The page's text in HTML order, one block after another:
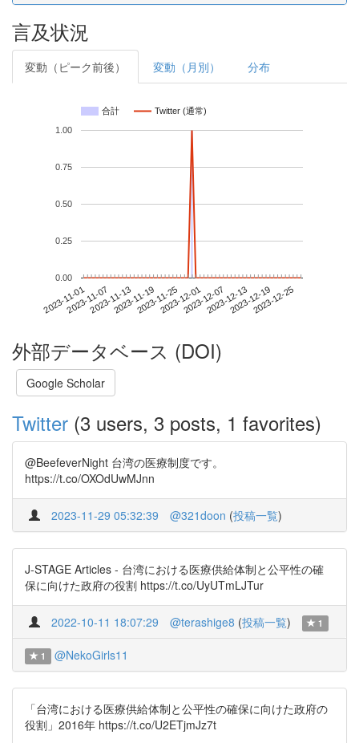
言及状況
変動（ピーク前後） 変動（月別） 分布
合計 Twitter (通常)
2023-11-012023-11-072023-11-132023-11-192023-11-252023-12-012023-12-072023-12-132023-12-192023-12-25
0.00
0.25
0.50
0.75
1.00
外部データベース (DOI)
Google Scholar
Twitter (3 users, 3 posts, 1 favorites)
@BeefeverNight 台湾の医療制度です。
https://t.co/OXOdUwMJnn
2023-11-29 05:32:39 @321doon (投稿一覧)
J-STAGE Articles - 台湾における医療供給体制と公平性の確
保に向けた政府の役割 https://t.co/UyUTmLJTur
2022-10-11 18:07:29 @terashige8 (投稿一覧) 1
1 @NekoGirls11
「台湾における医療供給体制と公平性の確保に向けた政府の
役割」2016年 https://t.co/U2ETjmJz7t